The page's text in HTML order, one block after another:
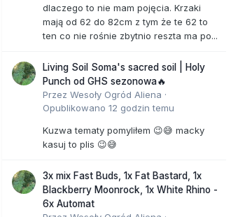
dlaczego to nie mam pojęcia. Krzaki
mają od 62 do 82cm z tym że te 62 to
ten co nie rośnie zbytnio reszta ma po...
Living Soil Soma's sacred soil | Holy
Punch od GHS sezonowa🔥
Przez Wesoły Ogród Aliena ·
Opublikowano 12 godzin temu
Kuzwa tematy pomyliłem 😉😅 macky
kasuj to plis 😉😅
3x mix Fast Buds, 1x Fat Bastard, 1x
Blackberry Moonrock, 1x White Rhino -
6x Automat